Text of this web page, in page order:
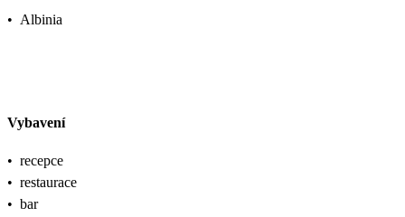
• Albinia
Vybavení
• recepce
• restaurace
• bar